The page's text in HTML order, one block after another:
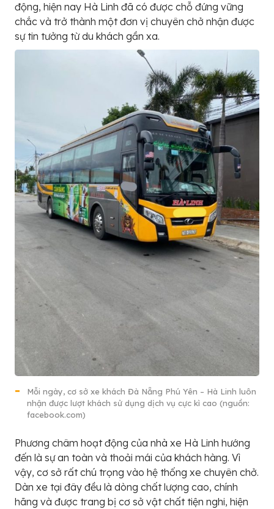
động, hiện nay Hà Linh đã có được chỗ đứng vững
chắc và trở thành một đơn vị chuyên chở nhận được
sự tin tưởng từ du khách gần xa.
Mỗi ngày, cơ sở xe khách Đà Nẵng Phú Yên – Hà Linh luôn
nhận được lượt khách sử dụng dịch vụ cực kì cao (nguồn:
facebook.com)
Phương châm hoạt động của nhà xe Hà Linh hướng
đến là sự an toàn và thoải mái của khách hàng. Vì
vậy, cơ sở rất chú trọng vào hệ thống xe chuyên chở.
Dàn xe tại đây đều là dòng chất lượng cao, chính
hãng và được trang bị cơ sở vật chất tiện nghi, hiện